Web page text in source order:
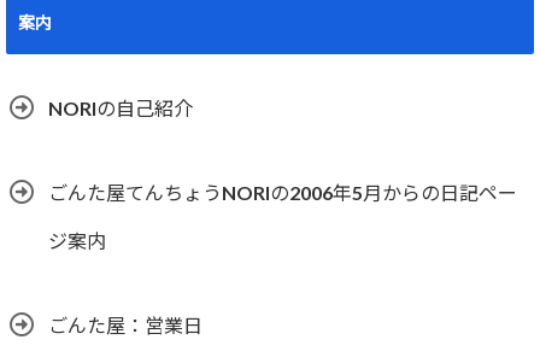
案内
NORIの自己紹介
ごんた屋てんちょうNORIの2006年5月からの日記ペー
ジ案内
ごんた屋：営業日